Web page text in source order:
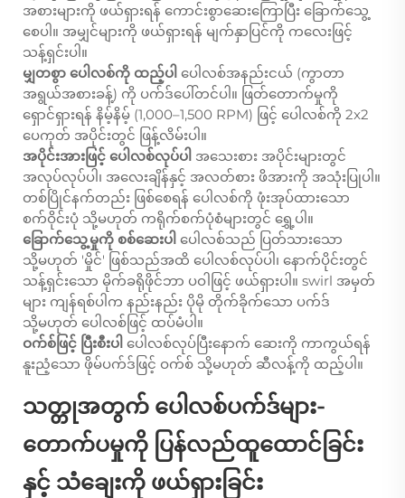
အစားများကို ဖယ်ရှားရန် ကောင်းစွာဆေးကြောပြီး ခြောက်သွေ့
စေပါ။ အမျှင်များကို ဖယ်ရှားရန် မျက်နှာပြင်ကို ကလေးဖြင့်
သန့်ရှင်းပါ။
မျှတစွာ ပေါလစ်ကို ထည့်ပါ ပေါလစ်အနည်းငယ် (ကွာတာ
အရွယ်အစားခန့်) ကို ပက်ဒ်ပေါ်တင်ပါ။ ဖြတ်တောက်မှုကို
ရှောင်ရှားရန် နိမ့်နိမ့် (1,000–1,500 RPM) ဖြင့် ပေါလစ်ကို 2x2
ပေကုတ် အပိုင်းတွင် ဖြန့်လိမ်းပါ။
အပိုင်းအားဖြင့် ပေါလစ်လုပ်ပါ အသေးစား အပိုင်းများတွင်
အလုပ်လုပ်ပါ၊ အလေးချိန်နှင့် အလတ်စား ဖိအားကို အသုံးပြုပါ။
တစ်ပြိုင်နက်တည်း ဖြစ်စေရန် ပေါလစ်ကို ဖုံးအုပ်ထားသော
စက်ဝိုင်းပုံ သို့မဟုတ် ကရိုက်စက်ပုံစံများတွင် ရွှေ့ပါ။
ခြောက်သွေ့မှုကို စစ်ဆေးပါ ပေါလစ်သည် ပြတ်သားသော
သို့မဟုတ် 'မှိုင်' ဖြစ်သည်အထိ ပေါလစ်လုပ်ပါ၊ နောက်ပိုင်းတွင်
သန့်ရှင်းသော မိုက်ခရိုဖိုင်ဘာ ပဝါဖြင့် ဖယ်ရှားပါ။ swirl အမှတ်
များ ကျန်ရစ်ပါက နည်းနည်း ပိုမို တိုက်ခိုက်သော ပက်ဒ်
သို့မဟုတ် ပေါလစ်ဖြင့် ထပ်မံပါ။
ဝက်စ်ဖြင့် ပြီးစီးပါ ပေါလစ်လုပ်ပြီးနောက် ဆေးကို ကာကွယ်ရန်
နူးညံ့သော ဖိုမ်ပက်ဒ်ဖြင့် ဝက်စ် သို့မဟုတ် ဆီလန့်ကို ထည့်ပါ။
သတ္တုအတွက် ပေါလစ်ပက်ဒ်များ-
တောက်ပမှုကို ပြန်လည်ထူထောင်ခြင်း
နှင့် သံချေးကို ဖယ်ရှားခြင်း